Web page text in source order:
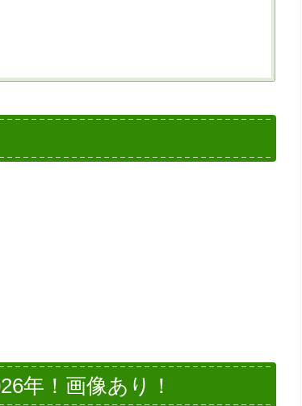
年！画像あり！